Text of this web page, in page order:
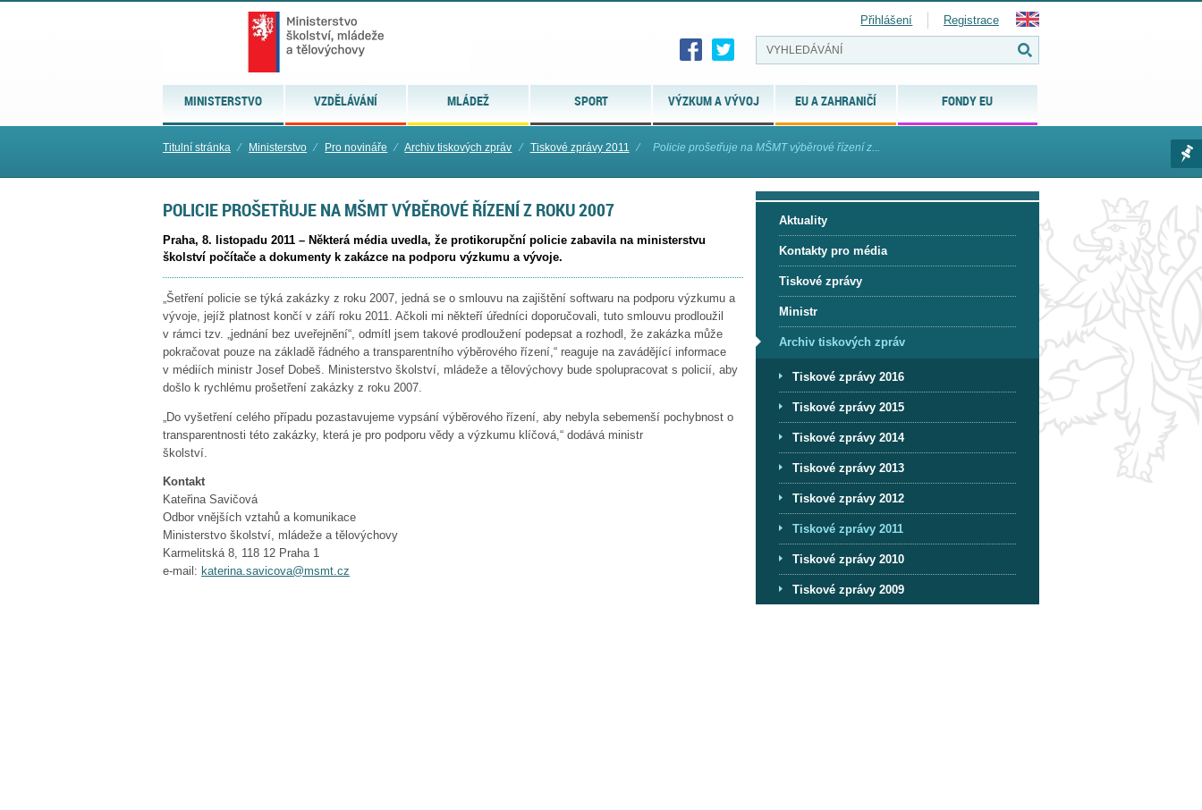
MINISTERSTVO VZDĚLÁVÁNÍ MLÁDEŽ SPORT VÝZKUM A VÝVOJ EU A ZAHRANIČÍ FONDY EU
Přihlášení Registrace
Titulní stránka ⁄ Ministerstvo ⁄ Pro novináře ⁄ Archiv tiskových zpráv ⁄ Tiskové zprávy 2011 ⁄ Policie prošetřuje na MŠMT výběrové řízení z...
POLICIE PROŠETŘUJE NA MŠMT VÝBĚROVÉ ŘÍZENÍ Z ROKU 2007
Praha, 8. listopadu 2011 – Některá média uvedla, že protikorupční policie zabavila na ministerstvu
školství počítače a dokumenty k zakázce na podporu výzkumu a vývoje.
„Šetření policie se týká zakázky z roku 2007, jedná se o smlouvu na zajištění softwaru na podporu výzkumu a
vývoje, jejíž platnost končí v září roku 2011. Ačkoli mi někteří úředníci doporučovali, tuto smlouvu prodloužil
v rámci tzv. „jednání bez uveřejnění“, odmítl jsem takové prodloužení podepsat a rozhodl, že zakázka může
pokračovat pouze na základě řádného a transparentního výběrového řízení,“ reaguje na zavádějící informace
v médiích ministr Josef Dobeš. Ministerstvo školství, mládeže a tělovýchovy bude spolupracovat s policií, aby
došlo k rychlému prošetření zakázky z roku 2007.
„Do vyšetření celého případu pozastavujeme vypsání výběrového řízení, aby nebyla sebemenší pochybnost o
transparentnosti této zakázky, která je pro podporu vědy a výzkumu klíčová,“ dodává ministr
školství.
Kontakt
Kateřina Savičová
Odbor vnějších vztahů a komunikace
Ministerstvo školství, mládeže a tělovýchovy
Karmelitská 8, 118 12 Praha 1
e-mail: katerina.savicova@msmt.cz
Aktuality
Kontakty pro média
Tiskové zprávy
Ministr
Archiv tiskových zpráv
Tiskové zprávy 2016
Tiskové zprávy 2015
Tiskové zprávy 2014
Tiskové zprávy 2013
Tiskové zprávy 2012
Tiskové zprávy 2011
Tiskové zprávy 2010
Tiskové zprávy 2009